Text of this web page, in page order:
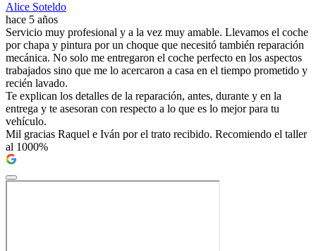
Alice Soteldo
hace 5 años
Servicio muy profesional y a la vez muy amable. Llevamos el coche
por chapa y pintura por un choque que necesitó también reparación
mecánica. No solo me entregaron el coche perfecto en los aspectos
trabajados sino que me lo acercaron a casa en el tiempo prometido y
recién lavado.
Te explican los detalles de la reparación, antes, durante y en la
entrega y te asesoran con respecto a lo que es lo mejor para tu
vehículo.
Mil gracias Raquel e Iván por el trato recibido. Recomiendo el taller
al 1000%